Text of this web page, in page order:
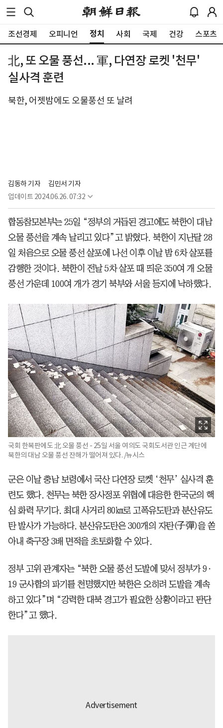
조선경제 오피니언 정치 사회 국제 건강 스포츠
北, 또 오물 풍선... 軍, 다연장 로켓 '천무'
실사격 훈련
북한, 어젯밤에도 오물풍선 또 날려
김동하 기자
김민서 기자
업데이트 2024.06.26. 07:32
합동참모본부는 25일 “정부의 거듭된 경고에도 북한이 대남
오물 풍선을 계속 날리고 있다”고 밝혔다. 북한이 지난달 28
일 처음으로 오물 풍선 살포에 나선 이후 이날 밤 6차 살포를
감행한 것이다. 북한이 전날 5차 살포 때 띄운 350여 개 오물
풍선 가운데 100여 개가 경기 북부와 서울 등지에 낙하했다.
국회 한복판에도 北 오물 풍선 - 25일 서울 여의도 국회도서관 인근 계단에
북한의 대남 오물 풍선 잔해가 떨어져 있다. /뉴시스
군은 이날 충남 보령에서 국산 다연장 로켓 ‘천무’ 실사격 훈
련도 했다. 천무는 북한 장사정포 위협에 대응한 한국군의 핵
심 화력 무기다. 최대 사거리 80㎞로 고폭유도탄과 분산유도
탄 발사가 가능하다. 분산유도탄은 300개의 자탄(子彈)을 쏟
아내 축구장 3배 면적을 초토화할 수 있다.
정부 고위 관계자는 “북한 오물 풍선 도발에 맞서 정부가 9·
19 군사합의 파기를 천명했지만 북한은 오히려 도발을 계속
하고 있다”며 “강력한 대북 경고가 필요한 상황이라고 판단
한다”고 했다.